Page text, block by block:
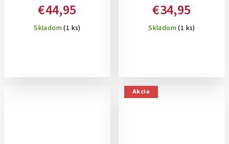
NOTEBOOK, 26 L
€44,95
Skladom(1 ks)
NOTEBOOK, 20,5 L
€34,95
Skladom(1 ks)
Akcia